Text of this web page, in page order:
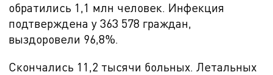
обратились 1,1 млн человек. Инфекция
подтверждена у 363 578 граждан,
выздоровели 96,8%.
Скончались 11,2 тысячи больных. Летальных